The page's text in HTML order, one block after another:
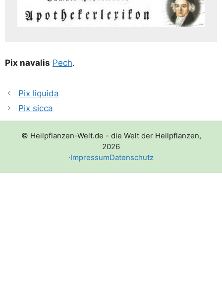
Pix nava­lis Pech.
Pix liquida
Pix sicca
© Heilpflanzen-Welt.de - die Welt der Heilpflanzen,
2026
·ImpressumDatenschutz